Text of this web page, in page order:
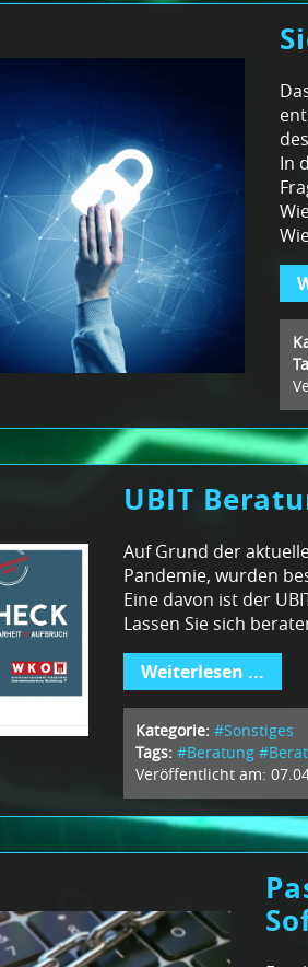
In
UBIT
Auf Grund der
Pandemie, wurden
Eine davon ist der
Lassen Sie sich
Weiterlesen ...
Kategorie: #Sonstiges
Tags: #Beratung
Veröffentlicht am: